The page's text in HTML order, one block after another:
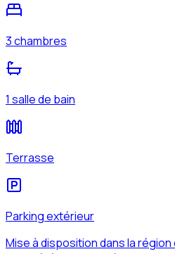
3 chambres
1 salle de bain
Terrasse
Parking extérieur
Mise à disposition dans la